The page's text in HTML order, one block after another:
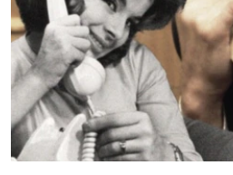
ПОДПИШИТЕСЬ НА РАССЫЛКУ
СОЦИАЛЬНЫЕ СЕТИ